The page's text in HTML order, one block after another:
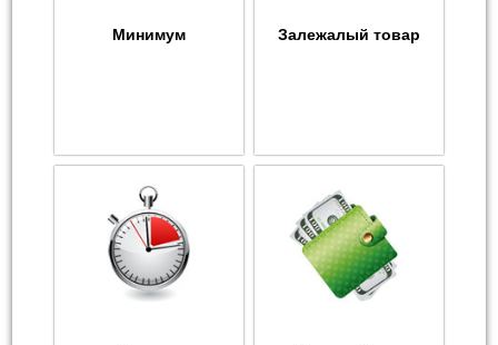
Минимум Залежалый товар